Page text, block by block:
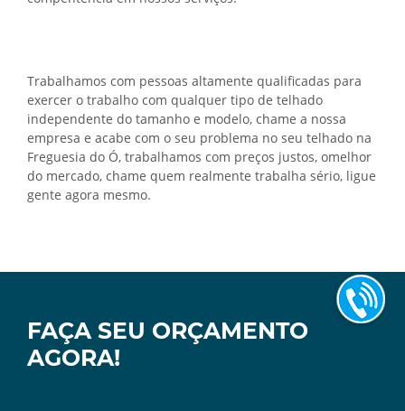
Trabalhamos com pessoas altamente qualificadas para
exercer o trabalho com qualquer tipo de telhado
independente do tamanho e modelo, chame a nossa
empresa e acabe com o seu problema no seu telhado na
Freguesia do Ó, trabalhamos com preços justos, omelhor
do mercado, chame quem realmente trabalha sério, ligue
gente agora mesmo.
FAÇA SEU ORÇAMENTO
AGORA!